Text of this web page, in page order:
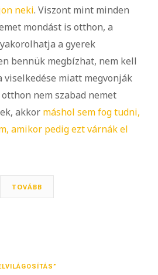
neki. Viszont mint minden
mondást is otthon, a
a gyerek
bennük megbízhat, nem kell
miatt megvonják
nem szabad nemet
akkor máshol sem fog tudni,
amikor pedig ezt várnák el
TOVÁBB